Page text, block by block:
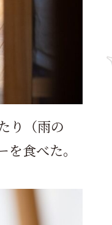
り（雨の
食べた。